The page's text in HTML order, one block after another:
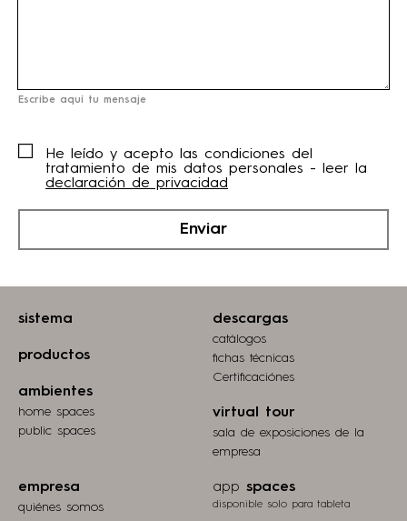
Escribe aquí tu mensaje
He leído y acepto las condiciones del
tratamiento de mis datos personales - leer la
declaración de privacidad
Enviar
sistema
productos
ambientes
home spaces
public spaces
descargas
catálogos
fichas técnicas
Certificaciónes
virtual tour
sala de exposiciones de la
empresa
empresa
quiénes somos
app spaces
disponible solo para tableta